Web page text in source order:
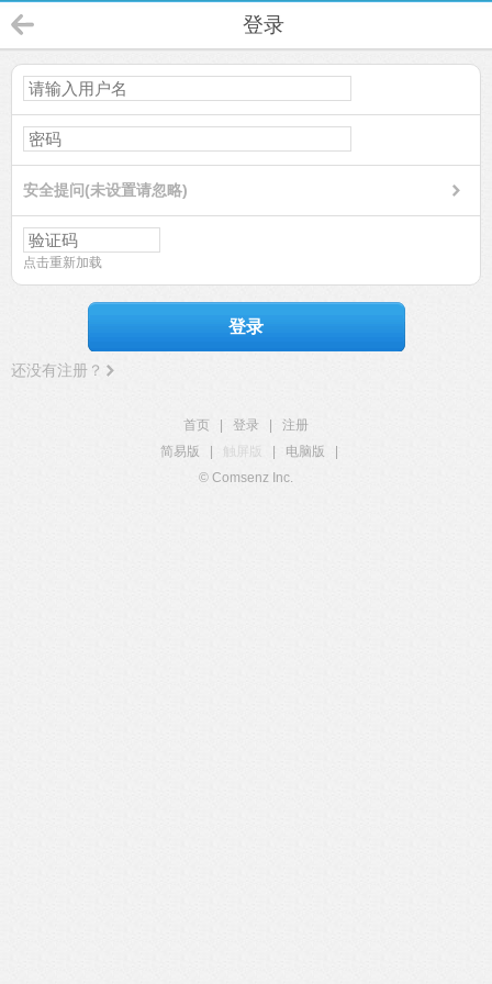
登录
安全提问(未设置请忽略)
点击重新加载
登录
还没有注册？
首页 登录
注册
简易版
触屏版 电脑版
© Comsenz Inc.